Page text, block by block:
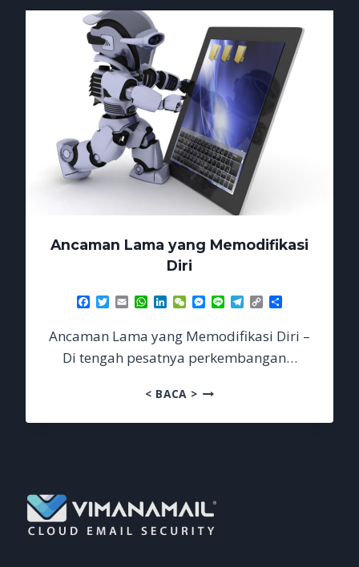
IKUT
JADI
KORBAN
Ancaman Lama yang Memodifikasi
Diri
Facebook
TwitterEmailWhatsApp
LinkedIn
WeChatMessenger
Line Telegram
Copy
Link
Ancaman Lama yang Memodifikasi Diri –
Di tengah pesatnya perkembangan…
< BACA >ANCAMAN
YANG